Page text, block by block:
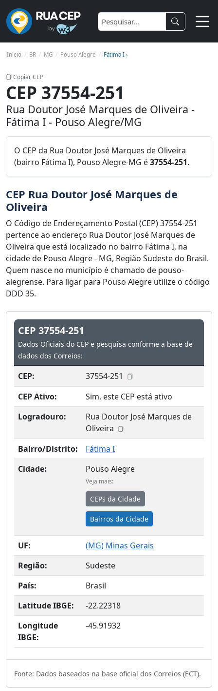
Início BR MG Pouso Alegre Fátima I ›
Copiar CEP
CEP 37554-251
Rua Doutor José Marques de Oliveira -
Fátima I - Pouso Alegre/MG
O CEP da Rua Doutor José Marques de Oliveira
(bairro Fátima I), Pouso Alegre-MG é37554-251.
CEP Rua Doutor José Marques de
Oliveira
O Código de Endereçamento Postal (CEP) 37554-251
pertence ao endereço Rua Doutor José Marques de
Oliveira que está localizado no bairro Fátima I, na
cidade de Pouso Alegre - MG, Região Sudeste do Brasil.
Quem nasce no município é chamado de pouso-
alegrense. Para ligar para Pouso Alegre utilize o código
DDD 35.
CEP 37554-251
Dados Oficiais do CEP e pesquisa conforme a base de
dados dos Correios:
CEP:
37554-251
CEP Ativo:
Sim, este CEP está ativo
Logradouro:
Rua Doutor José Marques de
Oliveira
Bairro/Distrito:
Fátima I
Cidade:
Pouso Alegre
Veja mais:
CEPs da Cidade
Bairros da Cidade
UF: (MG) Minas Gerais
Região:
Sudeste
País:
Brasil
Latitude IBGE:
-22.22318
Longitude
IBGE:
-45.91932
Fonte: Dados baseados na base oficial dos Correios (ECT).